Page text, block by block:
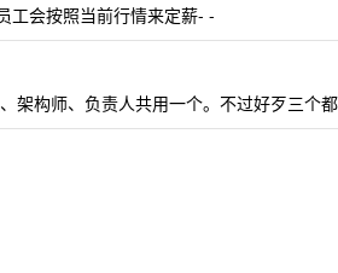
工会按照当前行情来定薪- -
架构师、负责人共用一个。不过好歹三个